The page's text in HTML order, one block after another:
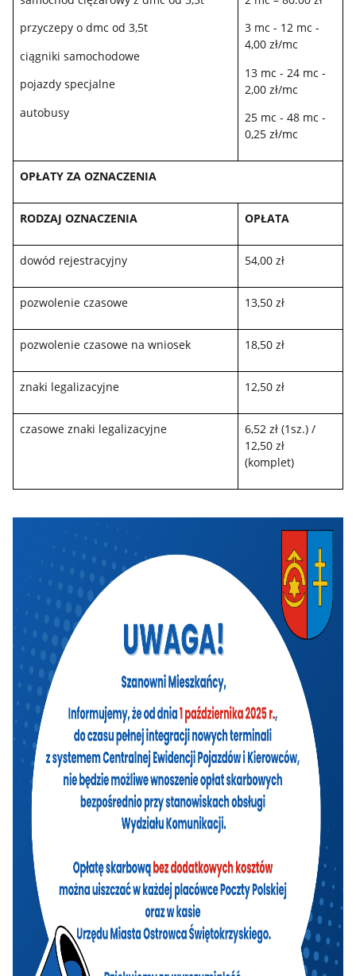
przyczepy o dmc od 3,5t
ciągniki samochodowe
pojazdy specjalne
autobusy
3 mc - 12 mc -
4,00 zł/mc
13 mc - 24 mc -
2,00 zł/mc
25 mc - 48 mc -
0,25 zł/mc
OPŁATY ZA OZNACZENIA
RODZAJ OZNACZENIA OPŁATA
dowód rejestracyjny 54,00 zł
pozwolenie czasowe 13,50 zł
pozwolenie czasowe na wniosek 18,50 zł
znaki legalizacyjne 12,50 zł
czasowe znaki legalizacyjne
6,52 zł (1sz.) /
12,50 zł
(komplet)